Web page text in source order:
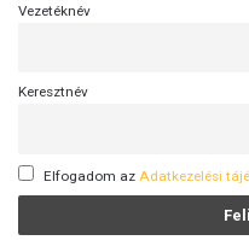
Vezetéknév
Keresztnév
Elfogadom az Adatkezelési